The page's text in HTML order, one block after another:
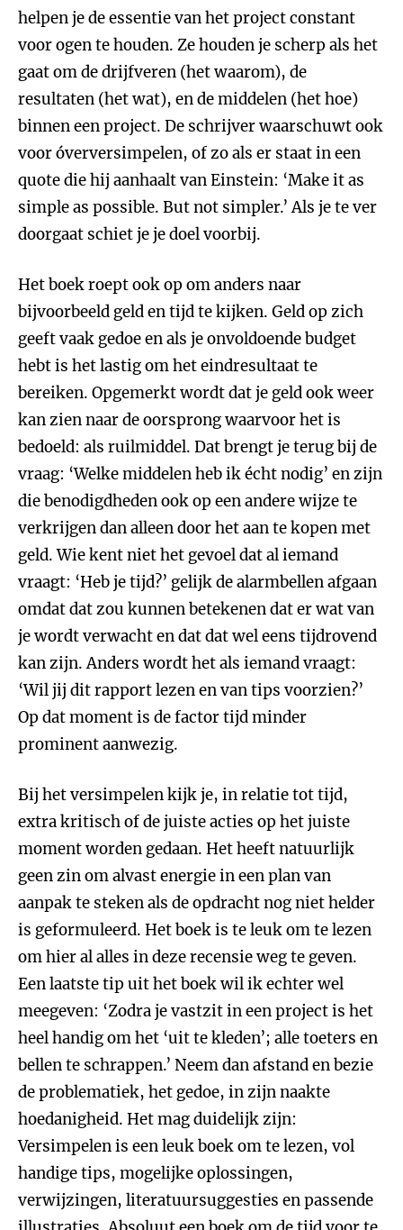
helpen je de essentie van het project constant
voor ogen te houden. Ze houden je scherp als het
gaat om de drijfveren (het waarom), de
resultaten (het wat), en de middelen (het hoe)
binnen een project. De schrijver waarschuwt ook
voor óverversimpelen, of zo als er staat in een
quote die hij aanhaalt van Einstein: ‘Make it as
simple as possible. But not simpler.’ Als je te ver
doorgaat schiet je je doel voorbij.
Het boek roept ook op om anders naar
bijvoorbeeld geld en tijd te kijken. Geld op zich
geeft vaak gedoe en als je onvoldoende budget
hebt is het lastig om het eindresultaat te
bereiken. Opgemerkt wordt dat je geld ook weer
kan zien naar de oorsprong waarvoor het is
bedoeld: als ruilmiddel. Dat brengt je terug bij de
vraag: ‘Welke middelen heb ik écht nodig’ en zijn
die benodigdheden ook op een andere wijze te
verkrijgen dan alleen door het aan te kopen met
geld. Wie kent niet het gevoel dat al iemand
vraagt: ‘Heb je tijd?’ gelijk de alarmbellen afgaan
omdat dat zou kunnen betekenen dat er wat van
je wordt verwacht en dat dat wel eens tijdrovend
kan zijn. Anders wordt het als iemand vraagt:
‘Wil jij dit rapport lezen en van tips voorzien?’
Op dat moment is de factor tijd minder
prominent aanwezig.
Bij het versimpelen kijk je, in relatie tot tijd,
extra kritisch of de juiste acties op het juiste
moment worden gedaan. Het heeft natuurlijk
geen zin om alvast energie in een plan van
aanpak te steken als de opdracht nog niet helder
is geformuleerd. Het boek is te leuk om te lezen
om hier al alles in deze recensie weg te geven.
Een laatste tip uit het boek wil ik echter wel
meegeven: ‘Zodra je vastzit in een project is het
heel handig om het ‘uit te kleden’; alle toeters en
bellen te schrappen.’ Neem dan afstand en bezie
de problematiek, het gedoe, in zijn naakte
hoedanigheid. Het mag duidelijk zijn:
Versimpelen is een leuk boek om te lezen, vol
handige tips, mogelijke oplossingen,
verwijzingen, literatuursuggesties en passende